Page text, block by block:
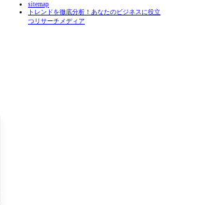
sitemap
トレンドを徹底分析！あなたのビジネスに役立
つリサーチメディア